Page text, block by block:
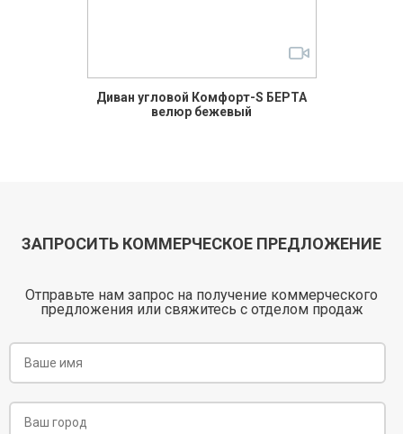
Диван угловой Комфорт-S БЕРТА
велюр бежевый
ЗАПРОСИТЬ КОММЕРЧЕСКОЕ ПРЕДЛОЖЕНИЕ
Отправьте нам запрос на получение коммерческого
предложения или свяжитесь с отделом продаж